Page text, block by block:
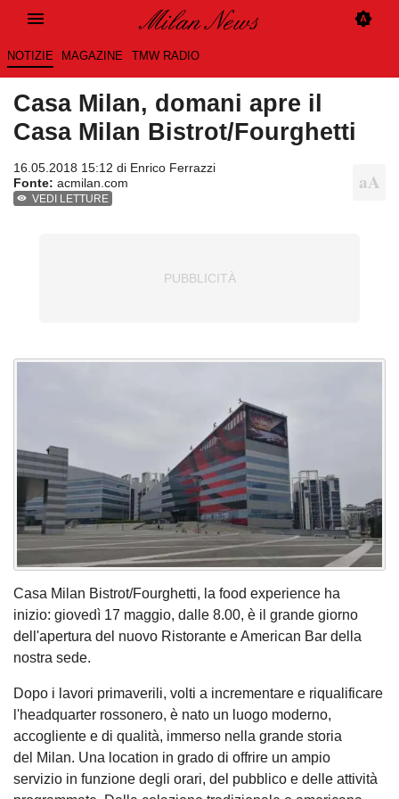
NOTIZIE MAGAZINE TMW RADIO
Casa Milan, domani apre il
Casa Milan Bistrot/Fourghetti
16.05.2018 15:12 di Enrico Ferrazzi
Fonte: acmilan.com
VEDI LETTURE
Casa Milan Bistrot/Fourghetti, la food experience ha
inizio: giovedì 17 maggio, dalle 8.00, è il grande giorno
dell'apertura del nuovo Ristorante e American Bar della
nostra sede.
Dopo i lavori primaverili, volti a incrementare e riqualificare
l'headquarter rossonero, è nato un luogo moderno,
accogliente e di qualità, immerso nella grande storia
del Milan. Una location in grado di offrire un ampio
servizio in funzione degli orari, del pubblico e delle attività